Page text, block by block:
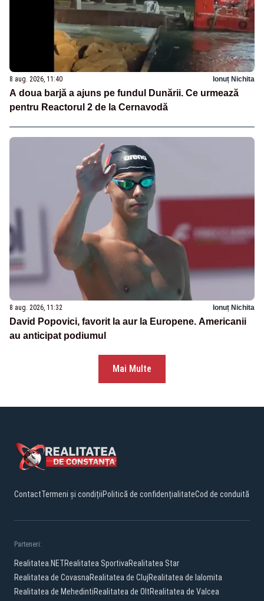
8 aug. 2026, 11:40 Ionuț Nichita
A doua barjă a ajuns pe fundul Dunării. Ce urmează
pentru Reactorul 2 de la Cernavodă
8 aug. 2026, 11:32 Ionuț Nichita
David Popovici, favorit la aur la Europene. Americanii
au anticipat podiumul
Mai Multe
ContactTermeni și condițiiPolitică de confidențialitateCod de conduită
Parteneri:
Realitatea.NETRealitatea SportivaRealitatea Star
Realitatea de CovasnaRealitatea de ClujRealitatea de Ialomita
Realitatea de MehedintiRealitatea de OltRealitatea de Valcea